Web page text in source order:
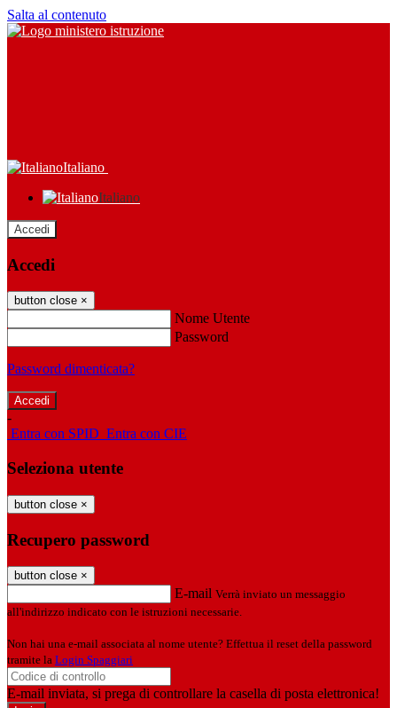
Salta al contenuto
Italiano
Italiano
Accedi
Accedi
button close ×
Nome Utente
Password
Password dimenticata?
-
Entra con SPID Entra con CIE
Seleziona utente
button close ×
Recupero password
button close ×
E-mail Verrà inviato un messaggio
all'indirizzo indicato con le istruzioni necessarie.
Non hai una e-mail associata al nome utente? Effettua il reset della password
tramite la Login Spaggiari
E-mail inviata, si prega di controllare la casella di posta elettronica!